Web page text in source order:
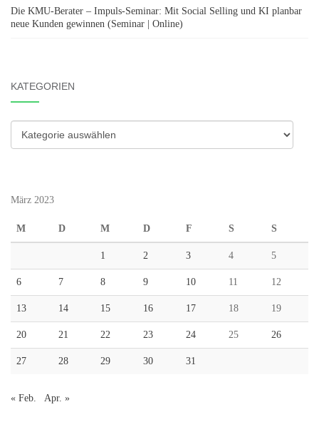
Die KMU-Berater – Impuls-Seminar: Mit Social Selling und KI planbar
neue Kunden gewinnen (Seminar | Online)
KATEGORIEN
Kategorien
März 2023
M D M D F S S
1 2 3 4 5
6 7 8 9 10 11 12
13 14 15 16 17 18 19
20 21 22 23 24 25 26
27 28 29 30 31
« Feb. Apr. »